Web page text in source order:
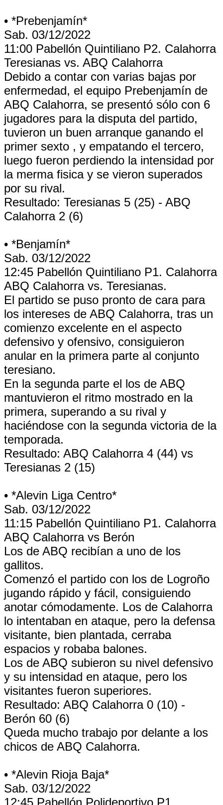
• *Prebenjamín*
Sab. 03/12/2022
11:00 Pabellón Quintiliano P2. Calahorra
Teresianas vs. ABQ Calahorra
Debido a contar con varias bajas por
enfermedad, el equipo Prebenjamín de
ABQ Calahorra, se presentó sólo con 6
jugadores para la disputa del partido,
tuvieron un buen arranque ganando el
primer sexto , y empatando el tercero,
luego fueron perdiendo la intensidad por
la merma fisica y se vieron superados
por su rival.
Resultado: Teresianas 5 (25) - ABQ
Calahorra 2 (6)
• *Benjamín*
Sab. 03/12/2022
12:45 Pabellón Quintiliano P1. Calahorra
ABQ Calahorra vs. Teresianas.
El partido se puso pronto de cara para
los intereses de ABQ Calahorra, tras un
comienzo excelente en el aspecto
defensivo y ofensivo, consiguieron
anular en la primera parte al conjunto
teresiano.
En la segunda parte el los de ABQ
mantuvieron el ritmo mostrado en la
primera, superando a su rival y
haciéndose con la segunda victoria de la
temporada.
Resultado: ABQ Calahorra 4 (44) vs
Teresianas 2 (15)
• *Alevin Liga Centro*
Sab. 03/12/2022
11:15 Pabellón Quintiliano P1. Calahorra
ABQ Calahorra vs Berón
Los de ABQ recibían a uno de los
gallitos.
Comenzó el partido con los de Logroño
jugando rápido y fácil, consiguiendo
anotar cómodamente. Los de Calahorra
lo intentaban en ataque, pero la defensa
visitante, bien plantada, cerraba
espacios y robaba balones.
Los de ABQ subieron su nivel defensivo
y su intensidad en ataque, pero los
visitantes fueron superiores.
Resultado: ABQ Calahorra 0 (10) -
Berón 60 (6)
Queda mucho trabajo por delante a los
chicos de ABQ Calahorra.
• *Alevin Rioja Baja*
Sab. 03/12/2022
12:45 Pabellón Polideportivo P1